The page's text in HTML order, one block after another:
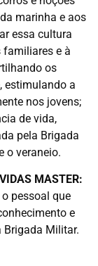
marinha e aos
essa cultura
familiares e à
os
estimulando a
nos jovens;
de vida,
pela Brigada
o veraneio.
MASTER:
pessoal que
e
Brigada Militar.